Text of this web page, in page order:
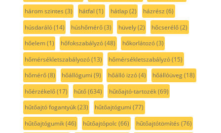
három szintes (3) hátfal (1) hátlap(2) házrész (6)
húsdaráló(14) húshőmérő(3) hüvely(2) hőcserélő(2)
hőelem(1) hőfokszabályzó(48) hőkorlátozó(3)
hőmérsékletszabályozó(13) hőmérsékletszabályzó(15)
hőmérő(8) hőállógumi (9) hőálló izzó(4) hőállóüveg(18)
hőérzékelő(17) hűtő(634) hűtőajtó-tartozék(69)
hűtőajtó fogantyúk(23) hűtőajtógumi (77)
hűtőajtógumik(46) hűtőajtópolc(66) hűtőajtótömítés (76)